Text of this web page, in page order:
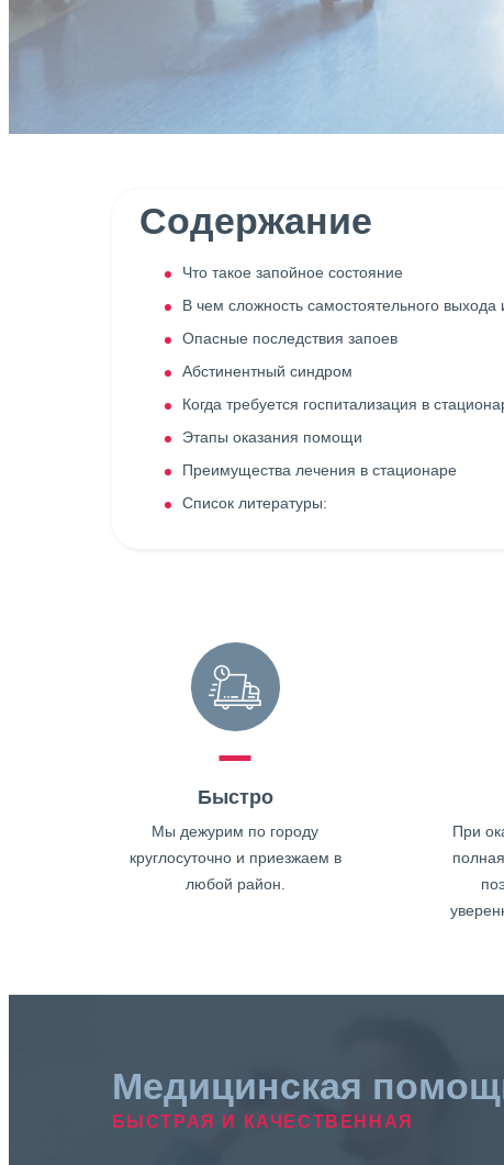
Содержание
Что такое запойное состояние
В чем сложность самостоятельного выхода
Опасные последствия запоев
Абстинентный синдром
Когда требуется госпитализация в
Этапы оказания помощи
Преимущества лечения в стационаре
Список литературы:
Быстро
Мы дежурим по городу
круглосуточно и приезжаем в
любой район.
При
Медицинская
БЫСТРАЯ И КАЧЕСТВЕННАЯ